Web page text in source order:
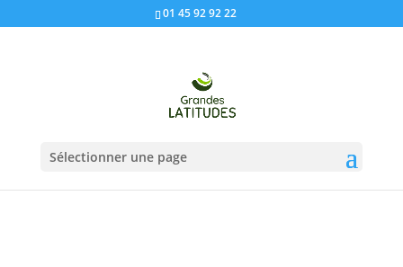
01 45 92 92 22
Sélectionner une page